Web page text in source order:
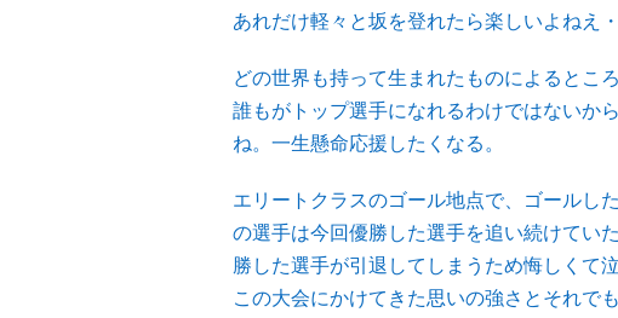
あれだけ軽々と坂を登れたら楽しいよねえ
どの世界も持って生まれたものによるところ
誰もがトップ選手になれるわけではないか
ね。一生懸命応援したくなる。
エリートクラスのゴール地点で、ゴールし
の選手は今回優勝した選手を追い続けてい
勝した選手が引退してしまうため悔しくて
この大会にかけてきた思いの強さとそれで